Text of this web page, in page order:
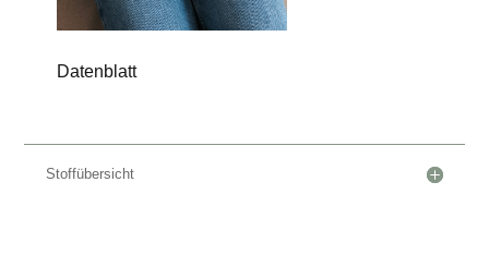
Datenblatt
Stoffübersicht